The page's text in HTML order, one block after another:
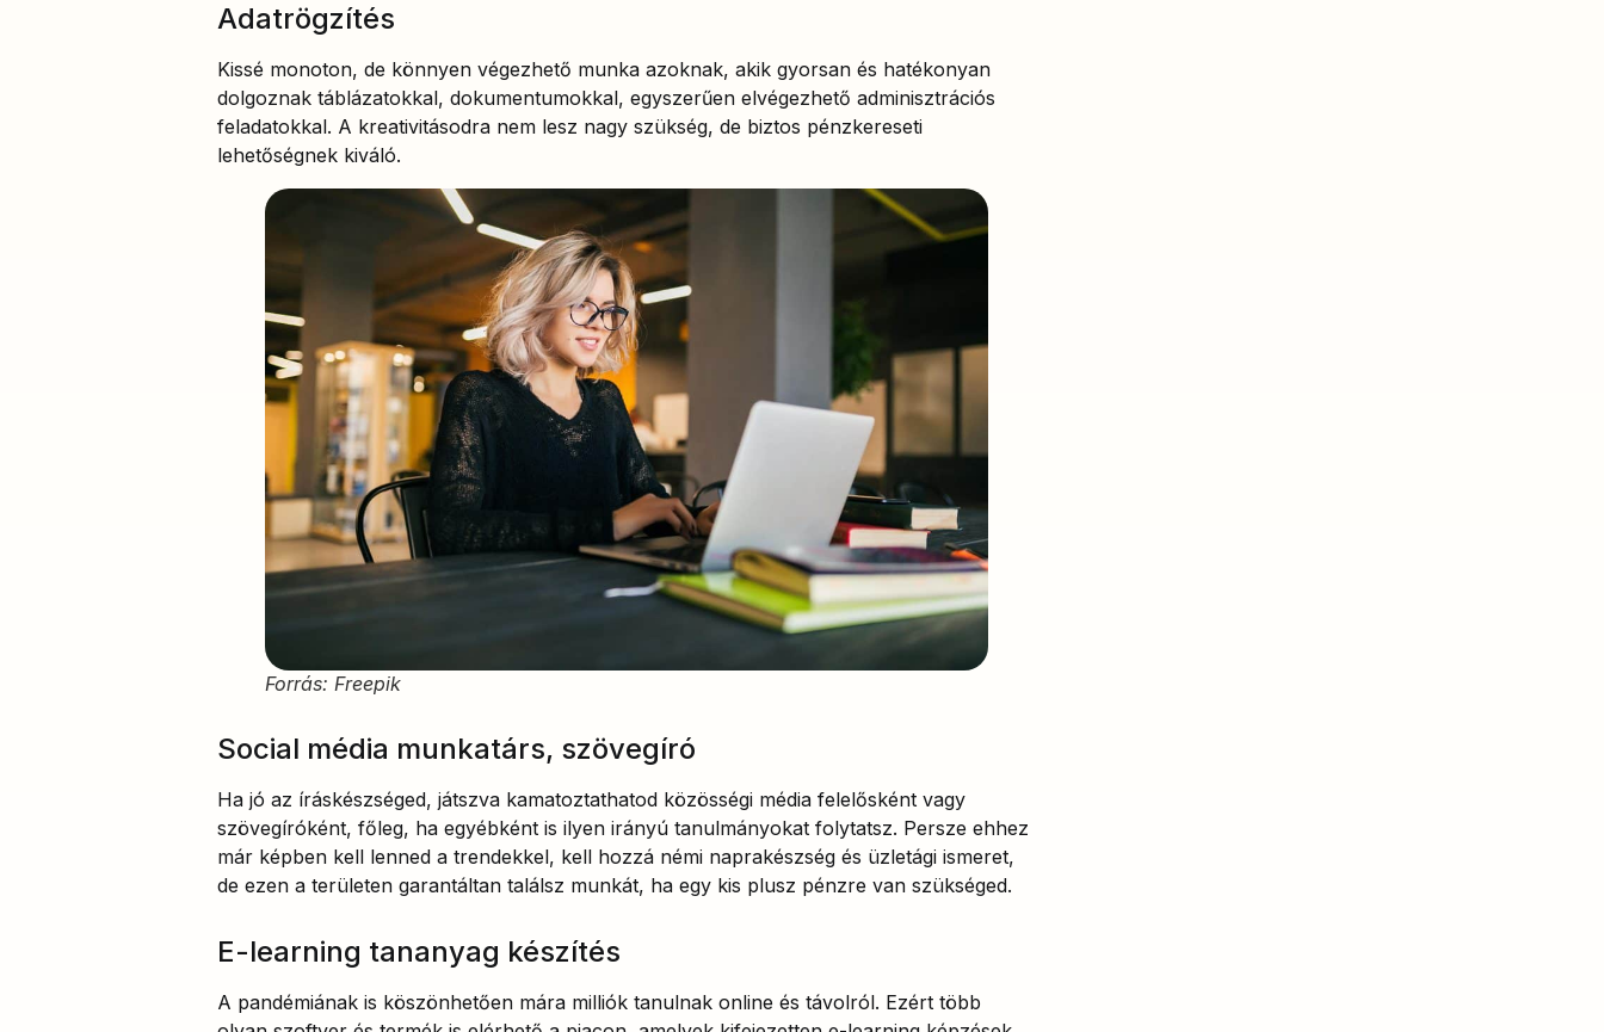
Adatrögzítés
Kissé monoton, de könnyen végezhető munka azoknak, akik gyorsan és hatékonyan
dolgoznak táblázatokkal, dokumentumokkal, egyszerűen elvégezhető adminisztrációs
feladatokkal. A kreativitásodra nem lesz nagy szükség, de biztos pénzkereseti
lehetőségnek kiváló.
Forrás: Freepik
Social média munkatárs, szövegíró
Ha jó az íráskészséged, játszva kamatoztathatod közösségi média felelősként vagy
szövegíróként, főleg, ha egyébként is ilyen irányú tanulmányokat folytatsz. Persze ehhez
már képben kell lenned a trendekkel, kell hozzá némi naprakészség és üzletági ismeret,
de ezen a területen garantáltan találsz munkát, ha egy kis plusz pénzre van szükséged.
E-learning tananyag készítés
A pandémiának is köszönhetően mára milliók tanulnak online és távolról. Ezért több